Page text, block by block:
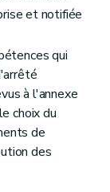
de la Formation professionnelle
et notifiée
qui
à l'annexe
choix du
de
des